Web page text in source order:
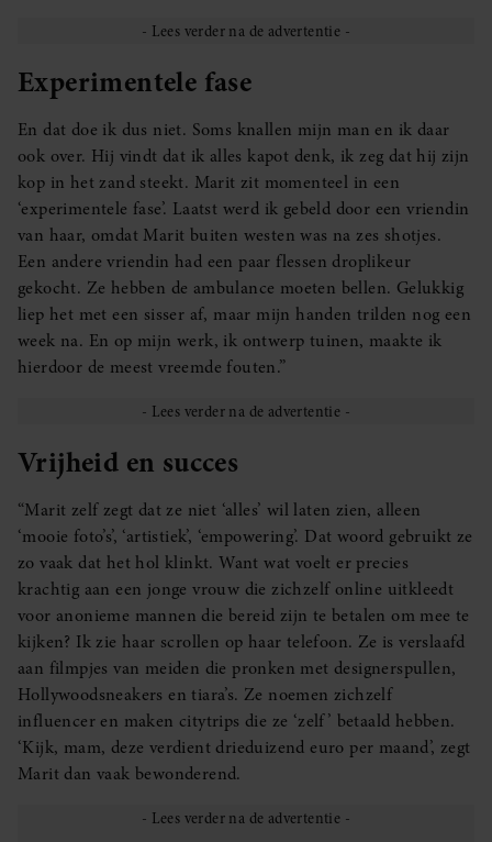
Experimentele fase
En dat doe ik dus niet. Soms knallen mijn man en ik daar
ook over. Hij vindt dat ik alles kapot denk, ik zeg dat hij zijn
kop in het zand steekt. Marit zit momenteel in een
‘experimentele fase’. Laatst werd ik gebeld door een vriendin
van haar, omdat Marit buiten westen was na zes shotjes.
Een andere vriendin had een paar flessen droplikeur
gekocht. Ze hebben de ambulance moeten bellen. Gelukkig
liep het met een sisser af, maar mijn handen trilden nog een
week na. En op mijn werk, ik ontwerp tuinen, maakte ik
hierdoor de meest vreemde fouten.”
Vrijheid en succes
“Marit zelf zegt dat ze niet ‘alles’ wil laten zien, alleen
‘mooie foto’s’, ‘artistiek’, ‘empowering’. Dat woord gebruikt ze
zo vaak dat het hol klinkt. Want wat voelt er precies
krachtig aan een jonge vrouw die zichzelf online uitkleedt
voor anonieme mannen die bereid zijn te betalen om mee te
kijken? Ik zie haar scrollen op haar telefoon. Ze is verslaafd
aan filmpjes van meiden die pronken met designerspullen,
Hollywoodsneakers en tiara’s. Ze noemen zichzelf
influencer en maken citytrips die ze ‘zelf’ betaald hebben.
‘Kijk, mam, deze verdient drieduizend euro per maand’, zegt
Marit dan vaak bewonderend.